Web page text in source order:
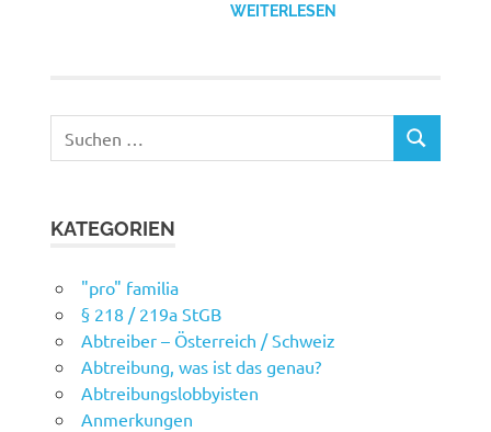
WEITERLESEN
nach:
SUCHEN
KATEGORIEN
"pro" familia
§ 218 / 219a StGB
Abtreiber – Österreich / Schweiz
Abtreibung, was ist das genau?
Abtreibungslobbyisten
Anmerkungen